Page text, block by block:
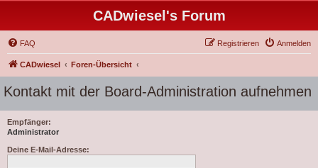
CADwiesel's Forum
FAQ Anmelden
Registrieren
CADwiesel Foren-Übersicht
Kontakt mit der Board-Administration aufnehmen
Empfänger:
Administrator
Deine E-Mail-Adresse: